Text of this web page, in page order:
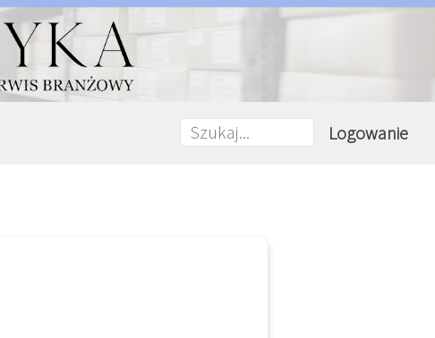
Logowanie